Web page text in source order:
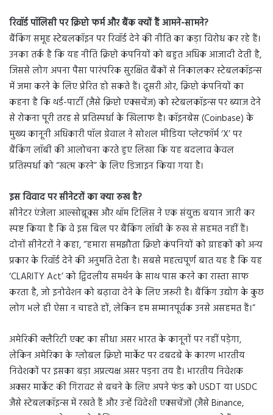
रिवॉर्ड पॉलिसी पर क्रिप्टो फर्म और बैंक क्यों हैं आमने-सामने?
बैंकिंग समूह स्टेबलकॉइन पर रिवॉर्ड देने की नीति का कड़ा विरोध कर रहे हैं।
उनका तर्क है कि यह नीति क्रिप्टो कंपनियों को बहुत अधिक आजादी देती है,
जिससे लोग अपना पैसा पारंपरिक सुरक्षित बैंकों से निकालकर स्टेबलकॉइन्स
में जमा करने के लिए प्रेरित हो सकते हैं। दूसरी ओर, क्रिप्टो कंपनियों का
कहना है कि थर्ड-पार्टी (जैसे क्रिप्टो एक्सचेंज) को स्टेबलकॉइन्स पर ब्याज देने
से रोकना पूरी तरह से प्रतिस्पर्धा के खिलाफ है। कॉइनबेस (Coinbase) के
मुख्य कानूनी अधिकारी पॉल ग्रेवाल ने सोशल मीडिया प्लेटफॉर्म ‘X’ पर
बैंकिंग लॉबी की आलोचना करते हुए लिखा कि यह बदलाव केवल
प्रतिस्पर्धा को “खत्म करने” के लिए डिजाइन किया गया है।
इस विवाद पर सीनेटरों का क्या रुख है?
सीनेटर एंजेला आल्सोब्रूक्स और थॉम टिलिस ने एक संयुक्त बयान जारी कर
स्पष्ट किया है कि वे इस बिल पर बैंकिंग लॉबी के रुख से सहमत नहीं हैं।
दोनों सीनेटरों ने कहा, “हमारा समझौता क्रिप्टो कंपनियों को ग्राहकों को अन्य
प्रकार के रिवॉर्ड देने की अनुमति देता है। सबसे महत्वपूर्ण बात यह है कि यह
‘CLARITY Act’ को द्विदलीय समर्थन के साथ पास करने का रास्ता साफ
करता है, जो इनोवेशन को बढ़ावा देने के लिए जरूरी है। बैंकिंग उद्योग के कुछ
लोग भले ही ऐसा न चाहते हों, लेकिन हम सम्मानपूर्वक उनसे असहमत हैं।”
अमेरिकी क्लैरिटी एक्ट का सीधा असर भारत के कानूनों पर नहीं पड़ेगा,
लेकिन अमेरिका के ग्लोबल क्रिप्टो मार्केट पर दबदबे के कारण भारतीय
निवेशकों पर इसका बड़ा अप्रत्यक्ष असर पड़ना तय है। भारतीय निवेशक
अक्सर मार्केट की गिरावट से बचने के लिए अपने फंड को USDT या USDC
जैसे स्टेबलकॉइन्स में रखते हैं और उन्हें विदेशी एक्सचेंजों (जैसे Binance,